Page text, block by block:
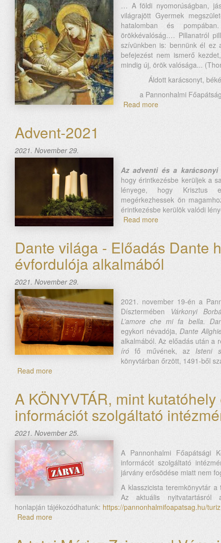
… A földi nyomorúságban,
világrajött Gyermek
hatalomban és
örökkévalóság.… Pillanatról
szívünkben is: bennünk él ez
befejezést nem ismerő
mindig új, örök valósága...
Áldott karácsonyt,
a Pannonhalmi
Read more
Advent-2021
2021. November 29.
Az adventi és a karácsonyi
hogy érintkezésbe kerüljek a
lényege, hogy Krisztus
megérkezhessek ön
érintkezésbe kerülök valódi
Read more
Dante világa - Előadás Dante
évfordulója alkalmából
2021. November 29.
2021. november 19-én a
Dísztermében
Várkonyi
L’amore che mi fa bella.
egykori névadója,Dante
alkalmából. Az előadás után a
író fő művének, az Isteni
könyvtárban őrzött, 1491-ből
Read more
-
Előadás
Dante
halálának
700.
évfordulója
alkalmából
A KÖNYVTÁR, mint kutatóhely
információt szolgáltató
2021. November 25.
A Pannonhalmi Főapátsági
informácót szolgáltató
járvány erősödése miatt nem
A klasszicista teremkönyvtár
Az aktuális nyitvatartásról
honlapján tájékozódhatunk: https://pannonhalmifoapatsag.hu/
Read more